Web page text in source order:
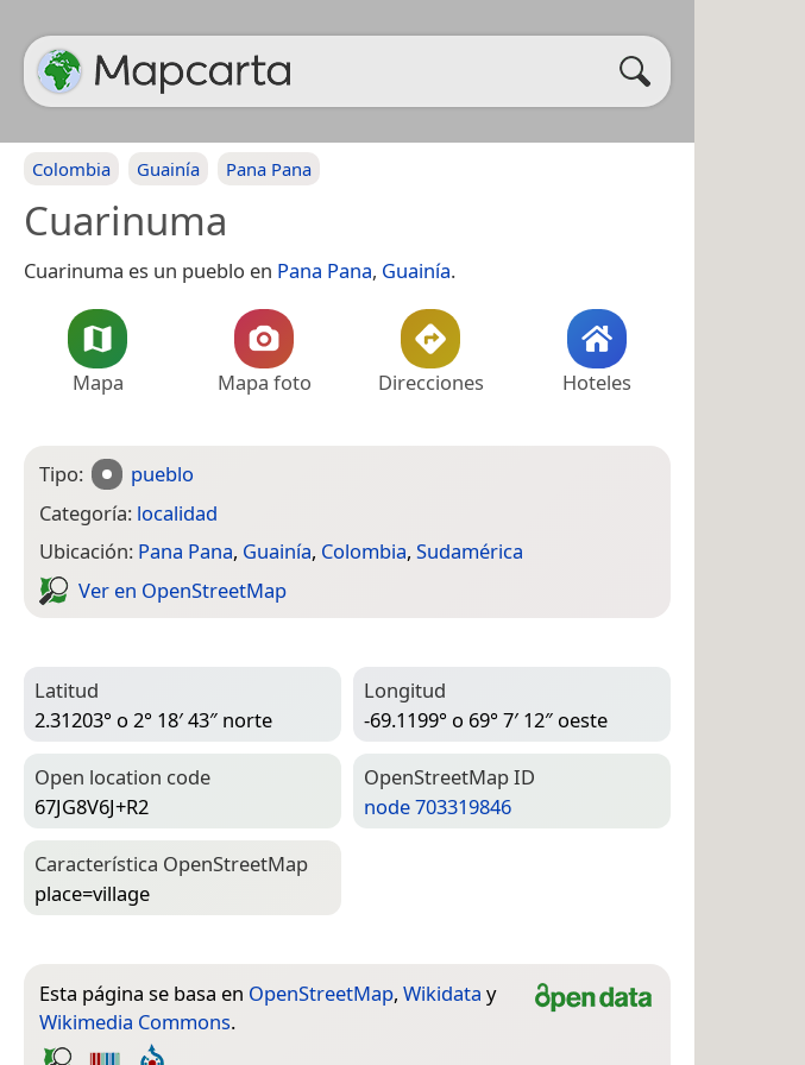
Colombia Guainía Pana Pana
Cuarinuma
Cuarinuma es un pueblo en Pana Pana, Guainía.
Mapa Mapa foto Direcciones Hoteles
Tipo:
pueblo
Categoría: localidad
Ubicación: Pana Pana, Guainía, Colombia, Sudamérica
Ver en Open­Street­Map
Latitud
2.31203° o 2° 18′ 43″ norte
Longitud
-69.1199° o 69° 7′ 12″ oeste
Open location code
67JG8V6J+R2
Open­Street­Map ID
node 703319846
Característica Open­Street­Map
place=­village
Esta página se basa en OpenStreetMap, Wikidata y
Wikimedia Commons.